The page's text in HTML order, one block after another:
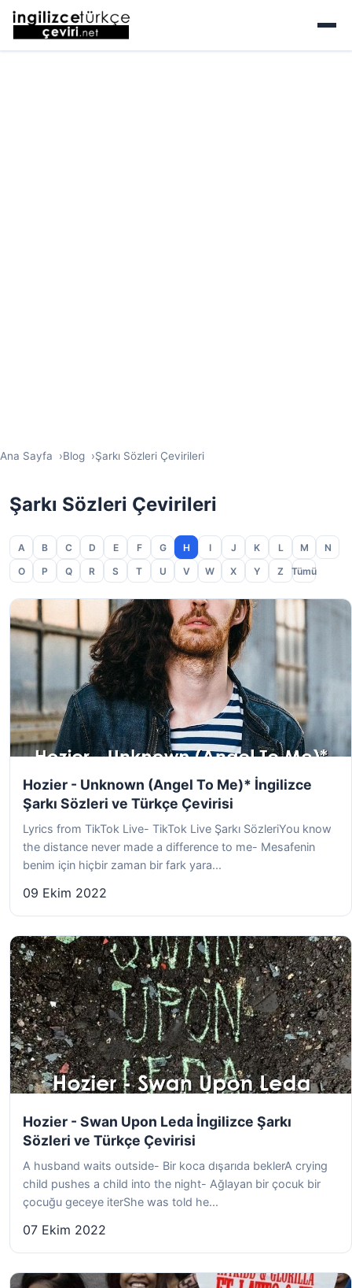
Ana Sayfa Blog Şarkı Sözleri Çevirileri
Şarkı Sözleri Çevirileri
A B C D E F G H I J K L M
N
O
P Q R S T U V W X Y Z Tümü
Hozier - Unknown (Angel To Me)* İngilizce
Şarkı Sözleri ve Türkçe Çevirisi
Lyrics from TikTok Live- TikTok Live Şarkı SözleriYou know
the distance never made a difference to me- Mesafenin
benim için hiçbir zaman bir fark yara...
09 Ekim 2022
Hozier - Swan Upon Leda İngilizce Şarkı
Sözleri ve Türkçe Çevirisi
A husband waits outside- Bir koca dışarıda beklerA crying
child pushes a child into the night- Ağlayan bir çocuk bir
çocuğu geceye iterShe was told he...
07 Ekim 2022